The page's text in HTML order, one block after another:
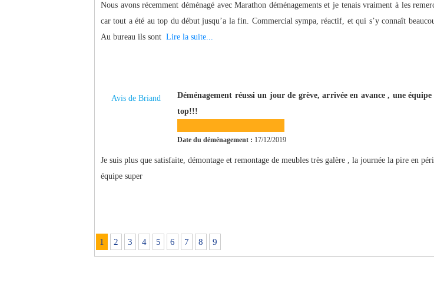
Nous avons récemment déménagé avec Marathon déménagements et je tenais vraiment à les
car tout a été au top du début jusqu’a la fin. Commercial sympa, réactif, et qui s’y connaît
Au bureau ils sont Lire la suite...
Avis de Briand
Déménagement réussi un jour de grève, arrivée en avance , une équipe
top!!!
Date du déménagement : 17/12/2019
Je suis plus que satisfaite, démontage et remontage de meubles très galère , la journée la pire en
équipe super
1 2 3 4 5 6 7 8 9